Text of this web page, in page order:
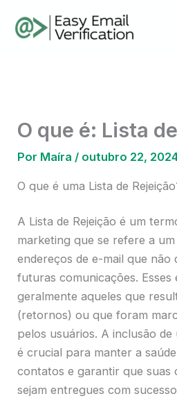
para
O que é: Lista
Por Maíra / outubro 22,
O que é uma Lista de
A Lista de Rejeição é um
marketing que se refere a
endereços de e-mail que não
futuras comunicações. Esses
geralmente aqueles que
(retornos) ou que foram
pelos usuários. A inclusão de
é crucial para manter a
contatos e garantir que suas
sejam entregues com